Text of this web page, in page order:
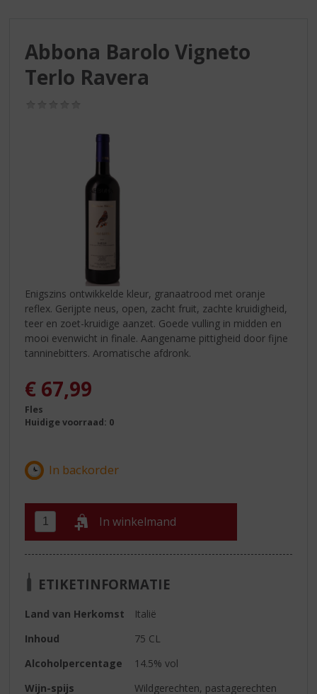
Abbona Barolo Vigneto
Terlo Ravera
Enigszins ontwikkelde kleur, granaatrood met oranje
reflex. Gerijpte neus, open, zacht fruit, zachte kruidigheid,
teer en zoet-kruidige aanzet. Goede vulling in midden en
mooi evenwicht in finale. Aangename pittigheid door fijne
tanninebitters. Aromatische afdronk.
€ 67,99
Fles
Huidige voorraad: 0
In winkelmand
ETIKETINFORMATIE
Land van Herkomst
Italië
Inhoud
75 CL
Alcoholpercentage
14.5% vol
Wijn-spijs
Wildgerechten, pastagerechten